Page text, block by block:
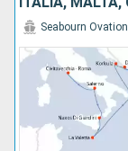
Seabourn Ovation